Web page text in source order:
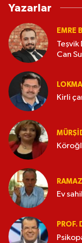
Yazarlar
EMRE
Can
Kirli
Ev
PROF.